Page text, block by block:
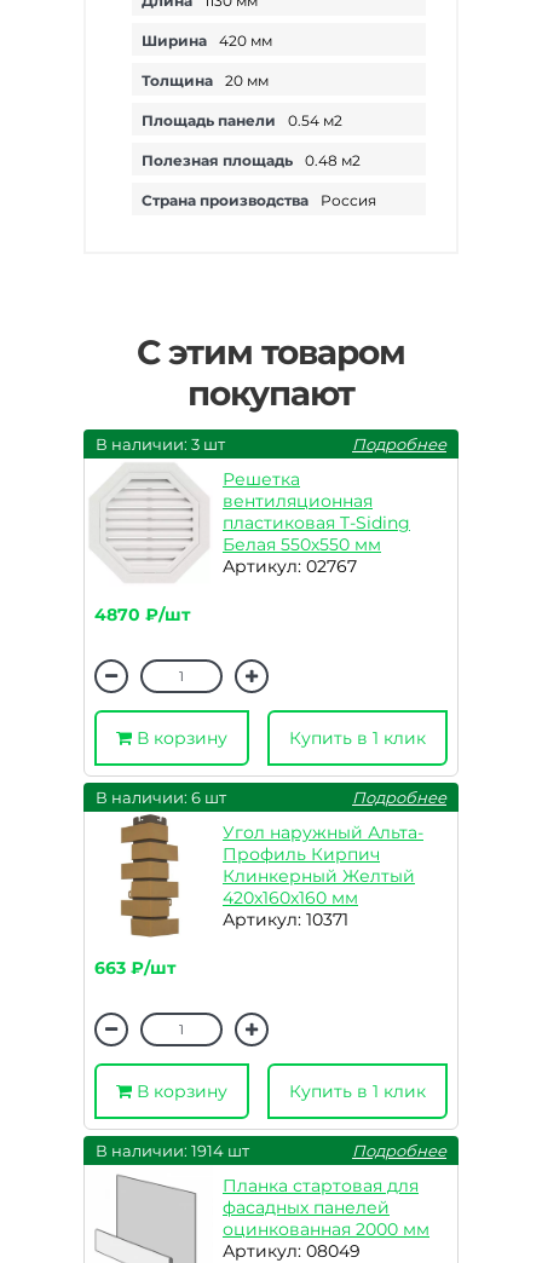
Ширина 420 мм
Толщина 20 мм
Площадь панели 0.54 м2
Полезная площадь 0.48 м2
Страна производства Россия
С этим товаром
покупают
В наличии: 3 шт Подробнее
Решетка
вентиляционная
пластиковая T-Siding
Белая 550х550 мм
Артикул: 02767
4870 ₽/шт
В корзину Купить в 1 клик
В наличии: 6 шт Подробнее
Угол наружный Альта-
Профиль Кирпич
Клинкерный Желтый
420х160х160 мм
Артикул: 10371
663 ₽/шт
В корзину Купить в 1 клик
В наличии: 1914 шт Подробнее
Планка стартовая для
фасадных панелей
оцинкованная 2000 мм
Артикул: 08049